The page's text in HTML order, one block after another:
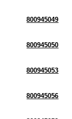
800945049
800945050
800945053
800945056